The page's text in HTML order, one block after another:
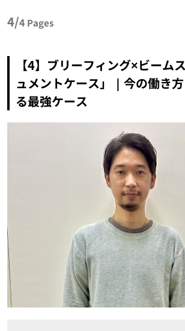
4/4 Pages
【4】ブリーフィング×ビーム
ュメントケース」｜今の働き
る最強ケース